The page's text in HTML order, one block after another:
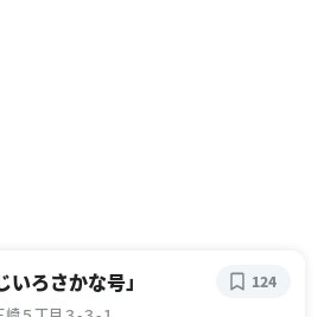
いろさかな号」 124